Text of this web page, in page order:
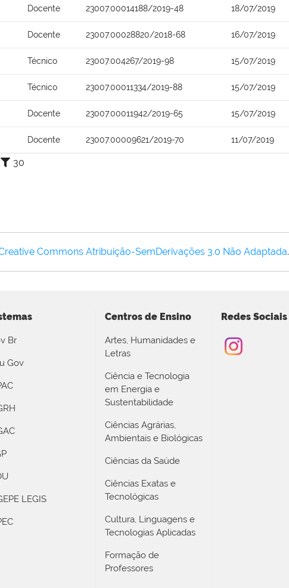
Docente 23007.00014188/2019-48 18/07/2019
Docente 23007.00028820/2018-68 16/07/2019
Técnico 23007.004267/2019-98 15/07/2019
Técnico 23007.00011334/2019-88 15/07/2019
Docente 23007.00011942/2019-65 15/07/2019
Docente 23007.00009621/2019-70 11/07/2019
30
Commons Atribuição-SemDerivações 3.0 Não Adaptada.
Br
Gov
LEGIS
Centros de Ensino
Artes, Humanidades e
Letras
Ciência e Tecnologia
em Energia e
Sustentabilidade
Ciências Agrárias,
Ambientais e Biológicas
Ciências da Saúde
Ciências Exatas e
Tecnológicas
Cultura, Linguagens e
Tecnologias Aplicadas
Formação de
Professores
Redes Sociais